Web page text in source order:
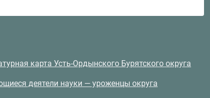
карта Усть-Ордынского Бурятского округа
деятели науки — уроженцы округа